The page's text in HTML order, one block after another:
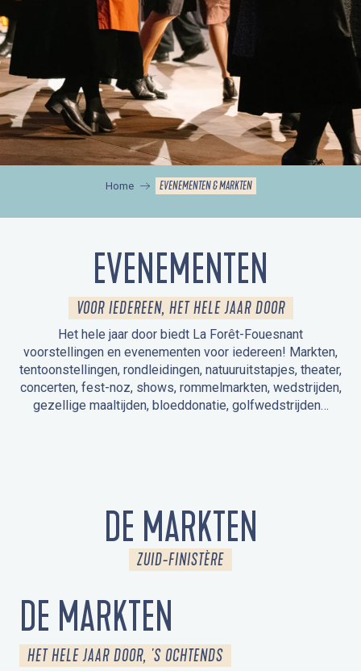
Home EVENEMENTEN & MARKTEN
EVENEMENTEN
VOOR IEDEREEN, HET HELE JAAR DOOR
Het hele jaar door biedt La Forêt-Fouesnant
voorstellingen en evenementen voor iedereen! Markten,
tentoonstellingen, rondleidingen, natuuruitstapjes, theater,
concerten, fest-noz, shows, rommelmarkten, wedstrijden,
gezellige maaltijden, bloeddonatie, golfwedstrijden…
DE MARKTEN
ZUID-FINISTÈRE
DE MARKTEN
HET HELE JAAR DOOR, 'S OCHTENDS